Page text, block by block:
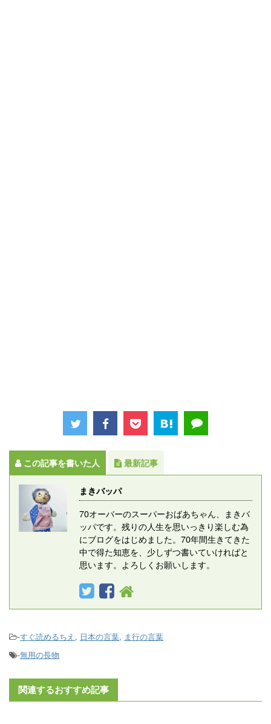
この記事を書いた人 最新記事
まきバッパ
70オーバーのスーパーおばあちゃん、まきバ
ッパです。残りの人生を思いっきり楽しむ為
にブログをはじめました。70年間生きてきた
中で得た知恵を、少しずつ書いていければと
思います。よろしくお願いします。
-すぐ読めるちえ , 日本の言葉, ま行の言葉
-無用の長物
関連するおすすめ記事